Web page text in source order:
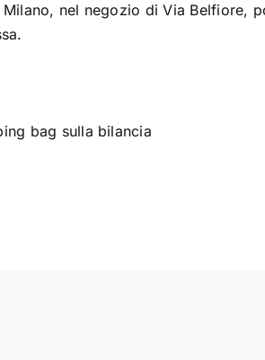
nel negozio di Via Belfiore,
bag sulla bilancia